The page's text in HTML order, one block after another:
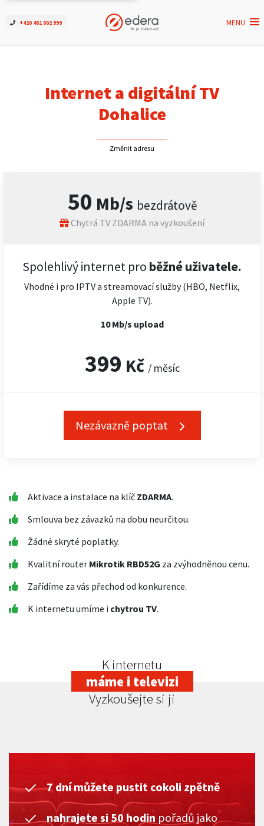
+420 461 002 999 MENU
Ověřit dostupnost
ČEZNET TV
Kontakt
Internet a digitální TV
Dohalice
Změnit adresu
50 Mb/s bezdrátově
Chytrá TV ZDARMA na vyzkoušení
Spolehlivý internet pro běžné uživatele.
Vhodné i pro IPTV a streamovací služby (HBO, Netflix,
Apple TV).
10 Mb/s upload
399 Kč / měsíc
Nezávazně poptat
Aktivace a instalace na klíč ZDARMA.
Smlouva bez závazků na dobu neurčitou.
Žádné skryté poplatky.
Kvalitní router Mikrotik RBD52G za zvýhodněnou cenu.
Zařídíme za vás přechod od konkurence.
K internetu umíme i chytrou TV.
K internetu
máme i televizi
Vyzkoušejte si ji
7 dní můžete pustit cokoli zpětně
nahrajete si 50 hodin pořadů jako